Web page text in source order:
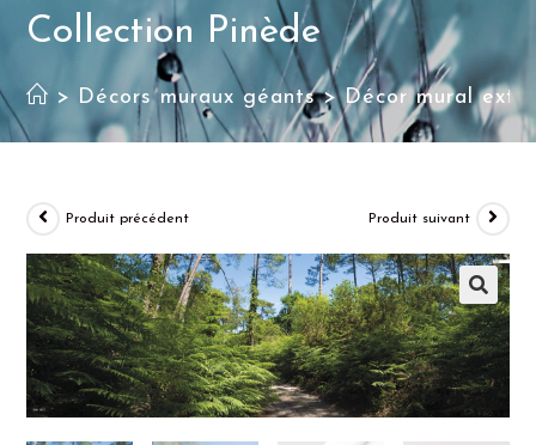
Collection Pinède
> Décors muraux géants > Décor mural
Produit précédent Produit suivant
🔍